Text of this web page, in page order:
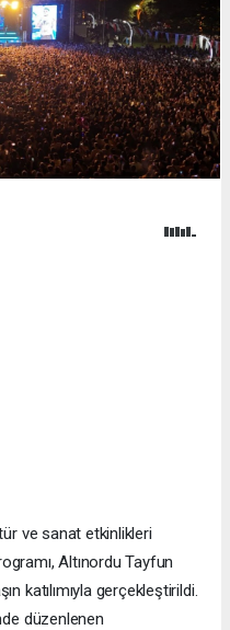
ve sanat etkinlikleri
Altınordu Tayfun
katılımıyla gerçekleştirildi.
düzenlenen